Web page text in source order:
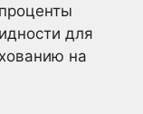
для
на